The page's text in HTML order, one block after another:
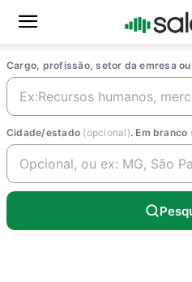
Cargo, profissão, setor da emresa ou
Cidade/estado (opcional). Em branco